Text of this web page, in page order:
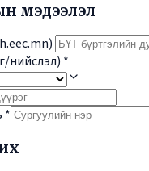
мэдээлэл
нийслэл) *
*